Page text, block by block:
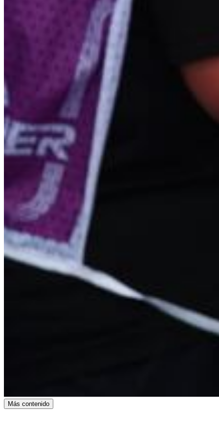
Más contenido